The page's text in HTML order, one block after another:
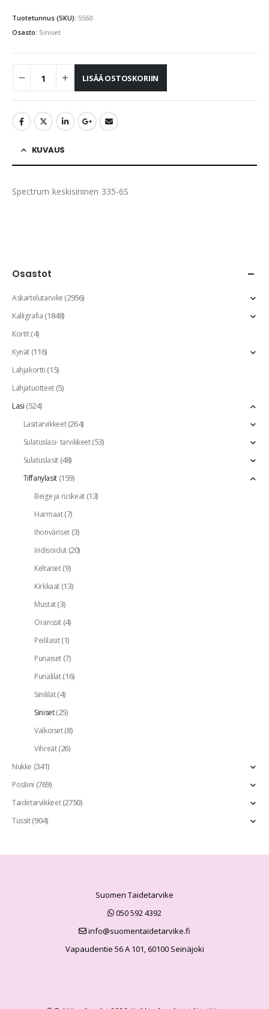
Tuotetunnus (SKU): 5560
Osasto: Siniset
LISÄÄ OSTOSKORIIN
KUVAUS
Spectrum keskisininen 335-6S
Osastot
Askartelutarvike(2956)
Kalligrafia(1848)
Kortit(4)
Kynät(116)
Lahjakortti(15)
Lahjatuotteet(5)
Lasi(524)
Lasitarvikkeet(264)
Sulatuslasi- tarvikkeet(53)
Sulatuslasit(48)
Tiffanylasit(159)
Beige ja ruskeat(13)
Harmaat(7)
Ihonväriset(3)
Iridisoidut(20)
Keltaiset(9)
Kirkkaat(13)
Mustat(3)
Oranssit(4)
Peililasit(1)
Punaiset(7)
Punalilat(16)
Sinililat(4)
Siniset(25)
Valkoiset(8)
Vihreät(26)
Nukke (341)
Posliini (769)
Taidetarvikkeet(2750)
Tussit(904)
Suomen Taidetarvike
050 592 4392
info@suomentaidetarvike.fi
Vapaudentie 56 A 101, 60100 Seinäjoki